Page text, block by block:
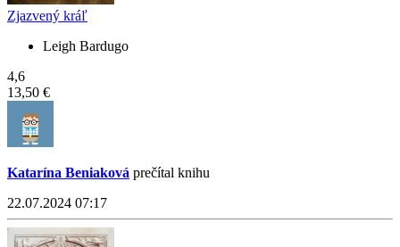
Zjazvený kráľ
Leigh Bardugo
4,6
13,50 €
Katarína Beniaková prečítal knihu
22.07.2024 07:17